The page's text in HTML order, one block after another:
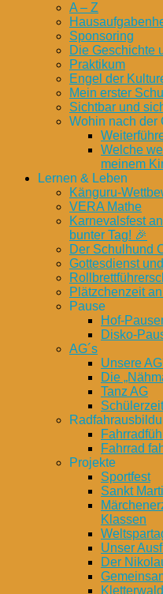
A – Z
Sponsoring
Die Geschichte
Praktikum
Engel der
Mein erster
Sichtbar und
Wohin nach der
Welche
meinem
Lernen & Leben
Känguru-
VERA Mathe
Karnevalsfest
bunter Tag! 🎉
Der Schulhund
Gottesdienst
Plätzchenzeit
Pause
Hof-
Disko-
AG´s
Unsere
Die
Tanz AG
Fahrrad
Projekte
Sportfest
Sankt
Klassen
Unser
Der